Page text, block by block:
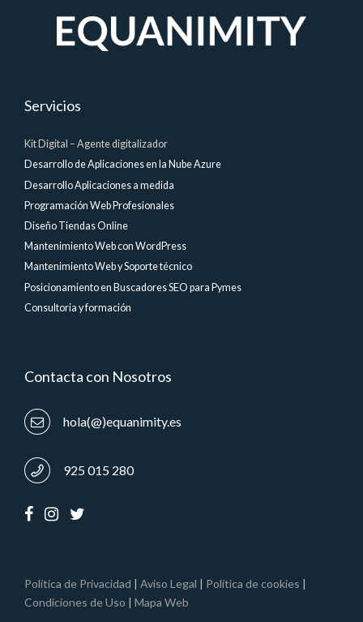
Servicios
Kit Digital – Agente digitalizador
Desarrollo de Aplicaciones en la Nube Azure
Desarrollo Aplicaciones a medida
Programación Web Profesionales
Diseño Tiendas Online
Mantenimiento Web con WordPress
Mantenimiento Web y Soporte técnico
Posicionamiento en Buscadores SEO para Pymes
Consultoria y formación
Contacta con Nosotros
hola(@)equanimity.es
925 015 280
Política de Privacidad | Aviso Legal | Política de cookies |
Condiciones de Uso | Mapa Web